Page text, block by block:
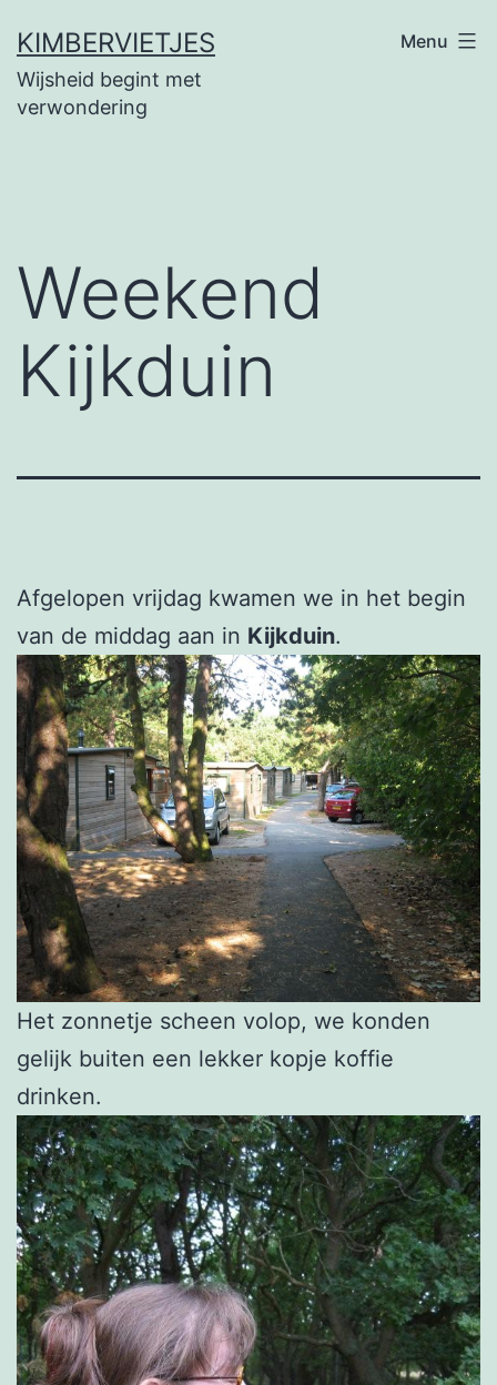
naar
de
KIMBERVIETJES
Wijsheid begint met
verwondering
Menu
Weekend
Kijkduin
Afgelopen vrijdag kwamen we in het begin
van de middag aan in Kijkduin.
Het zonnetje scheen volop, we konden
gelijk buiten een lekker kopje koffie
drinken.